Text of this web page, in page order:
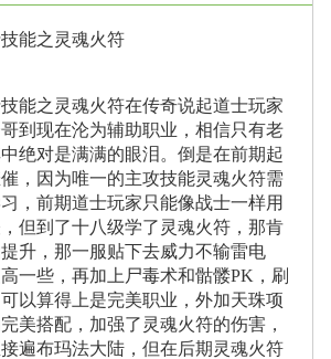
能之灵魂火符
能之灵魂火符在传奇说起道士玩家
到现在沦为辅助职业，相信只有老
绝对是满满的眼泪。倒是在前期起
，因为唯一的主攻技能灵魂火符需
，前期道士玩家只能像战士一样用
但到了十八级学了灵魂火符，那肯
升，那一服贴下去威力不输雷电
一些，再加上尸毒术和骷髅PK，刷
以算得上是完美职业，外加天珠项
美搭配，加强了灵魂火符的伤害，
遍布玛法大陆，但在后期灵魂火符